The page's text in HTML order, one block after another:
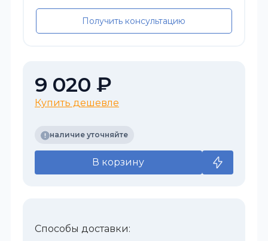
Получить консультацию
9 020 ₽
Купить дешевле
наличие уточняйте
В корзину
Способы доставки: